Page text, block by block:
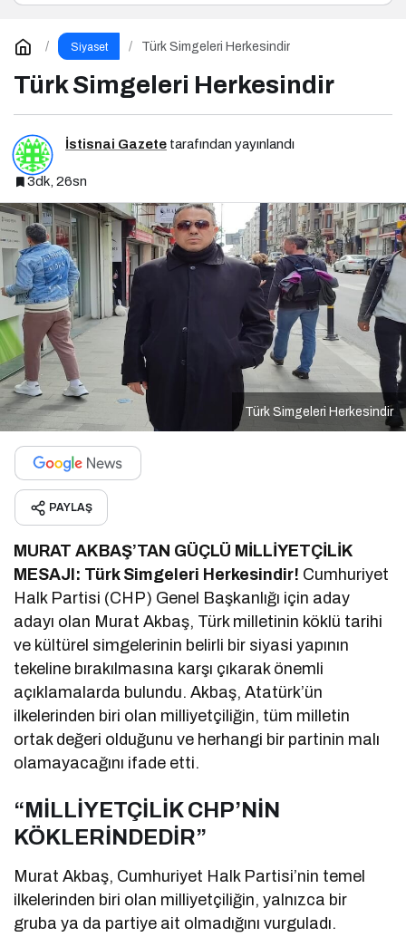
Siyaset Türk Simgeleri Herkesindir
Türk Simgeleri Herkesindir
İstisnai Gazete tarafından yayınlandı
3dk, 26sn
Türk Simgeleri Herkesindir
PAYLAŞ
MURAT AKBAŞ’TAN GÜÇLÜ MİLLİYETÇİLİK
MESAJI: Türk Simgeleri Herkesindir! Cumhuriyet
Halk Partisi (CHP) Genel Başkanlığı için aday
adayı olan Murat Akbaş, Türk milletinin köklü tarihi
ve kültürel simgelerinin belirli bir siyasi yapının
tekeline bırakılmasına karşı çıkarak önemli
açıklamalarda bulundu. Akbaş, Atatürk’ün
ilkelerinden biri olan milliyetçiliğin, tüm milletin
ortak değeri olduğunu ve herhangi bir partinin malı
olamayacağını ifade etti.
“MİLLİYETÇİLİK CHP’NİN
KÖKLERİNDEDİR”
Murat Akbaş, Cumhuriyet Halk Partisi’nin temel
ilkelerinden biri olan milliyetçiliğin, yalnızca bir
gruba ya da partiye ait olmadığını vurguladı.